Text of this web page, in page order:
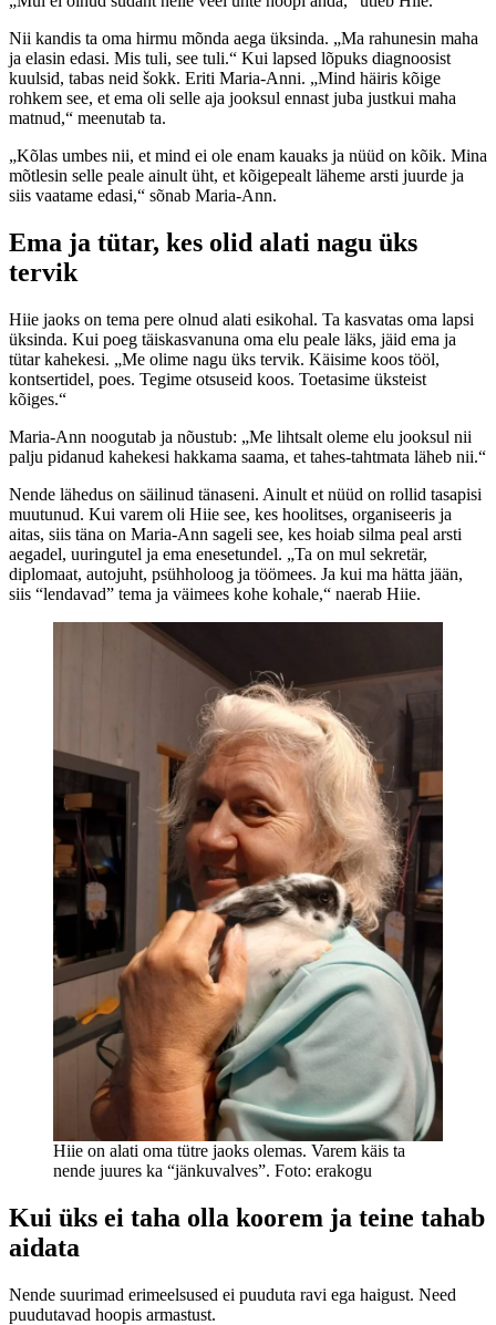
Nii kandis ta oma hirmu mõnda aega üksinda. „Ma rahunesin maha
ja elasin edasi. Mis tuli, see tuli.“ Kui lapsed lõpuks diagnoosist
kuulsid, tabas neid šokk. Eriti Maria-Anni. „Mind häiris kõige
rohkem see, et ema oli selle aja jooksul ennast juba justkui maha
matnud,“ meenutab ta.
„Kõlas umbes nii, et mind ei ole enam kauaks ja nüüd on kõik. Mina
mõtlesin selle peale ainult üht, et kõigepealt läheme arsti juurde ja
siis vaatame edasi,“ sõnab Maria-Ann.
Ema ja tütar, kes olid alati nagu üks
tervik
Hiie jaoks on tema pere olnud alati esikohal. Ta kasvatas oma lapsi
üksinda. Kui poeg täiskasvanuna oma elu peale läks, jäid ema ja
tütar kahekesi. „Me olime nagu üks tervik. Käisime koos tööl,
kontsertidel, poes. Tegime otsuseid koos. Toetasime üksteist
kõiges.“
Maria-Ann noogutab ja nõustub: „Me lihtsalt oleme elu jooksul nii
palju pidanud kahekesi hakkama saama, et tahes-tahtmata läheb nii.“
Nende lähedus on säilinud tänaseni. Ainult et nüüd on rollid tasapisi
muutunud. Kui varem oli Hiie see, kes hoolitses, organiseeris ja
aitas, siis täna on Maria-Ann sageli see, kes hoiab silma peal arsti
aegadel, uuringutel ja ema enesetundel. „Ta on mul sekretär,
diplomaat, autojuht, psühholoog ja töömees. Ja kui ma hätta jään,
siis “lendavad” tema ja väimees kohe kohale,“ naerab Hiie.
Hiie on alati oma tütre jaoks olemas. Varem käis ta
nende juures ka “jänkuvalves”. Foto: erakogu
Kui üks ei taha olla koorem ja teine tahab
aidata
Nende suurimad erimeelsused ei puuduta ravi ega haigust. Need
puudutavad hoopis armastust.